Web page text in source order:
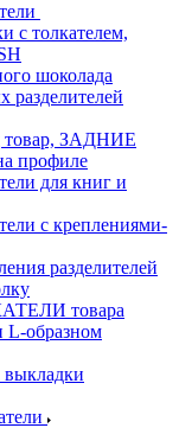
с толкателем,
шоколада
ЗАДНИЕ
профиле
для книг и
с креплениями-
разделителей
товара
L-образном
выкладки